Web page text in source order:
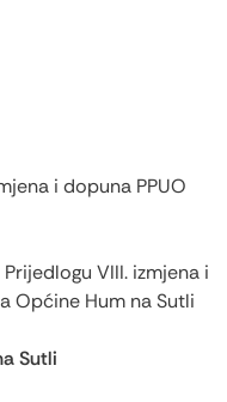
i dopuna PPUO
VIII. izmjena i
Općine Hum na Sutli
Sutli